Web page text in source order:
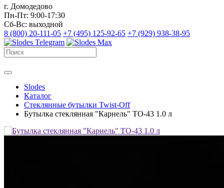
г. Домодедово
Пн-Пт: 9:00-17:30
Сб-Вс: выходной
8 (800) 20-111-05 +7 (495) 125-92-65 +7 (929) 938-38-95
Slodes
Каталог
Стеклянные бутылки Twist-Off
Бутылка стеклянная "Карнель" TO-43 1.0 л